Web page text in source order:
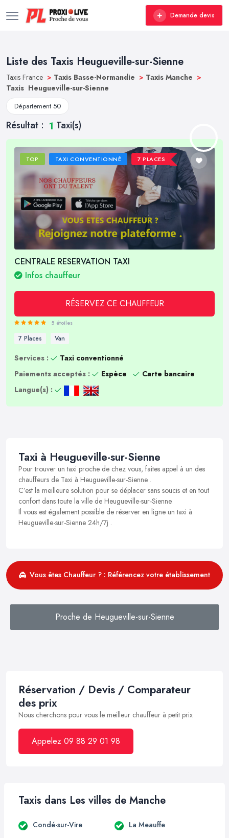
Demande devis
Liste des Taxis Heugueville-sur-Sienne
Taxis France > Taxis Basse-Normandie > Taxis Manche >
Taxis Heugueville-sur-Sienne
Département 50
Résultat : 1 Taxi(s)
TOP TAXI CONVENTIONNÉ 7 PLACES
CENTRALE RESERVATION TAXI
Infos chauffeur
RÉSERVEZ CE CHAUFFEUR
5 étoiles
7 Places Van
Services :
Taxi conventionné
Paiements acceptés :
Espèce
Carte bancaire
Langue(s) :
Taxi à Heugueville-sur-Sienne
Pour trouver un taxi proche de chez vous, faites appel à un des
chauffeurs de Taxi à Heugueville-sur-Sienne .
C’est la meilleure solution pour se déplacer sans soucis et en tout
confort dans toute la ville de Heugueville-sur-Sienne.
Il vous est également possible de réserver en ligne un taxi à
Heugueville-sur-Sienne 24h/7j .
Vous êtes Chauffeur ? : Référencez votre établissement
Proche de Heugueville-sur-Sienne
Réservation / Devis / Comparateur
des prix
Nous cherchons pour vous le meilleur chauffeur à petit prix
Appelez 09 88 29 01 98
Taxis dans Les villes de Manche
Condé-sur-Vire La Meauffe